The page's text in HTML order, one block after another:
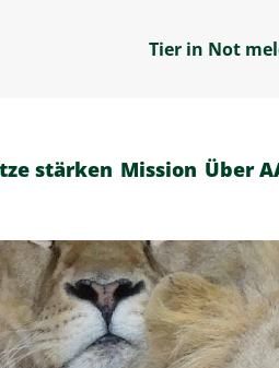
Tier in Not
stärken Mission Über